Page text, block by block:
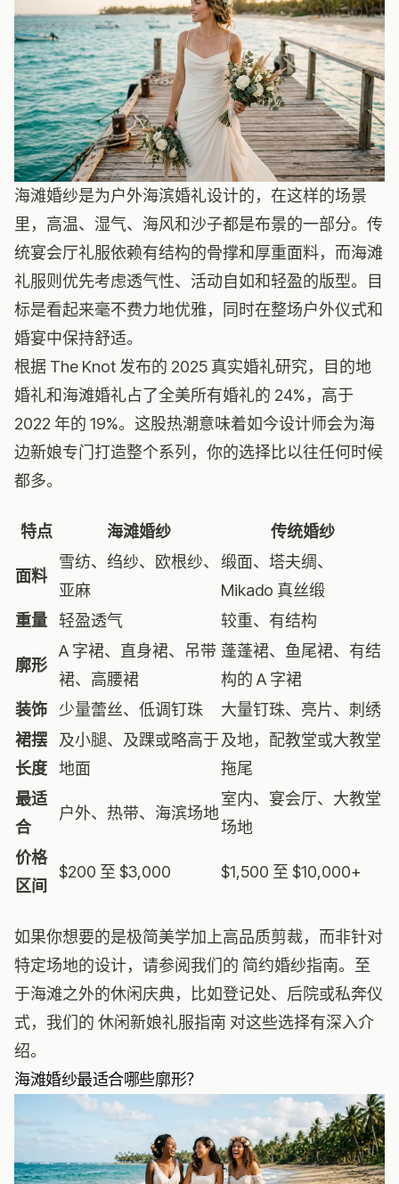
海滩婚纱是为户外海滨婚礼设计的，在这样的场景
里，高温、湿气、海风和沙子都是布景的一部分。传
统宴会厅礼服依赖有结构的骨撑和厚重面料，而海滩
礼服则优先考虑透气性、活动自如和轻盈的版型。目
标是看起来毫不费力地优雅，同时在整场户外仪式和
婚宴中保持舒适。
根据 The Knot 发布的 2025 真实婚礼研究，目的地
婚礼和海滩婚礼占了全美所有婚礼的 24%，高于
2022 年的 19%。这股热潮意味着如今设计师会为海
边新娘专门打造整个系列，你的选择比以往任何时候
都多。
特点 海滩婚纱 传统婚纱
面料
雪纺、绉纱、欧根纱、
亚麻
缎面、塔夫绸、
Mikado 真丝缎
重量
轻盈透气 较重、有结构
廓形
A 字裙、直身裙、吊带
裙、高腰裙
蓬蓬裙、鱼尾裙、有结
构的 A 字裙
装饰
少量蕾丝、低调钉珠
大量钉珠、亮片、刺绣
裙摆
长度
及小腿、及踝或略高于
地面
及地，配教堂或大教堂
拖尾
最适
合
户外、热带、海滨场地
室内、宴会厅、大教堂
场地
价格
区间
$200 至 $3,000 $1,500 至 $10,000+
如果你想要的是极简美学加上高品质剪裁，而非针对
特定场地的设计，请参阅我们的 简约婚纱指南。至
于海滩之外的休闲庆典，比如登记处、后院或私奔仪
式，我们的 休闲新娘礼服指南 对这些选择有深入介
绍。
海滩婚纱最适合哪些廓形？